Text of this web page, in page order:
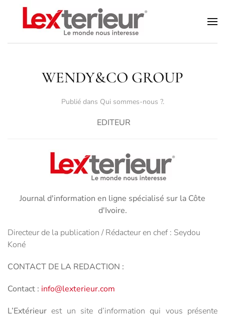
Accéder au contenu principal
WENDY&CO GROUP
Publié dans Qui sommes-nous ?.
EDITEUR
Journal d'information en ligne spécialisé sur la Côte
d'Ivoire.
Directeur de la publication / Rédacteur en chef : Seydou
Koné
CONTACT DE LA REDACTION :
Contact : info@lexterieur.com
L’Extérieur est un site d’information qui vous présente